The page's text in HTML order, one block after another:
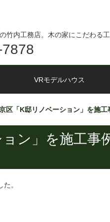
竹内工務店。木の家にこだわる
VRモデルハウス
区「K邸リノベーション」を施工
ン」を施工事
。